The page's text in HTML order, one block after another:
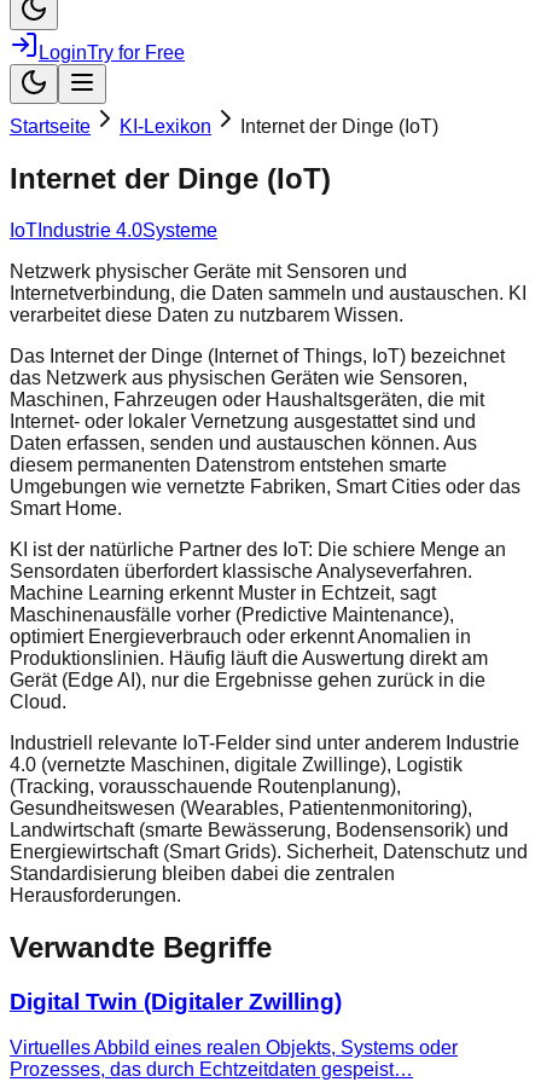
LoginTry for Free
Startseite KI-Lexikon Internet der Dinge (IoT)
Internet der Dinge (IoT)
IoT Industrie 4.0Systeme
Netzwerk physischer Geräte mit Sensoren und
Internetverbindung, die Daten sammeln und austauschen. KI
verarbeitet diese Daten zu nutzbarem Wissen.
Das Internet der Dinge (Internet of Things, IoT) bezeichnet
das Netzwerk aus physischen Geräten wie Sensoren,
Maschinen, Fahrzeugen oder Haushaltsgeräten, die mit
Internet- oder lokaler Vernetzung ausgestattet sind und
Daten erfassen, senden und austauschen können. Aus
diesem permanenten Datenstrom entstehen smarte
Umgebungen wie vernetzte Fabriken, Smart Cities oder das
Smart Home.
KI ist der natürliche Partner des IoT: Die schiere Menge an
Sensordaten überfordert klassische Analyseverfahren.
Machine Learning erkennt Muster in Echtzeit, sagt
Maschinenausfälle vorher (Predictive Maintenance),
optimiert Energieverbrauch oder erkennt Anomalien in
Produktionslinien. Häufig läuft die Auswertung direkt am
Gerät (Edge AI), nur die Ergebnisse gehen zurück in die
Cloud.
Industriell relevante IoT-Felder sind unter anderem Industrie
4.0 (vernetzte Maschinen, digitale Zwillinge), Logistik
(Tracking, vorausschauende Routenplanung),
Gesundheitswesen (Wearables, Patientenmonitoring),
Landwirtschaft (smarte Bewässerung, Bodensensorik) und
Energiewirtschaft (Smart Grids). Sicherheit, Datenschutz und
Standardisierung bleiben dabei die zentralen
Herausforderungen.
Verwandte Begriffe
Digital Twin (Digitaler Zwilling)
Virtuelles Abbild eines realen Objekts, Systems oder
Prozesses, das durch Echtzeitdaten gespeist…